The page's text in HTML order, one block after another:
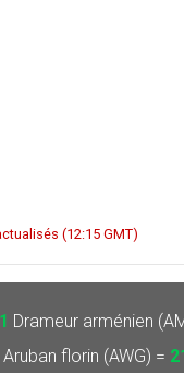
(12:15 GMT)
1 Drameur arménien
Aruban florin (AWG) =